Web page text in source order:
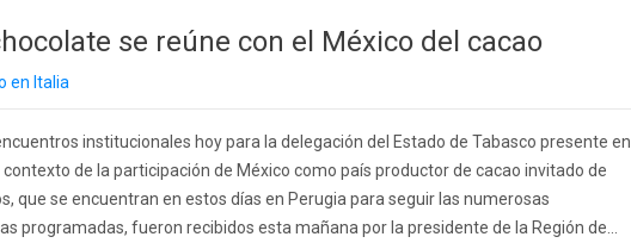
se reúne con el México del cacao
en Italia
institucionales hoy para la delegación del Estado de Tabasco presente en
contexto de la participación de México como país productor de cacao invitado de
que se encuentran en estos días en Perugia para seguir las numerosas
programadas, fueron recibidos esta mañana por la presidente de la Región de...